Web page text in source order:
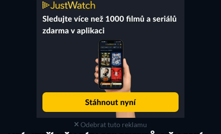
Odebrat tuto reklamu